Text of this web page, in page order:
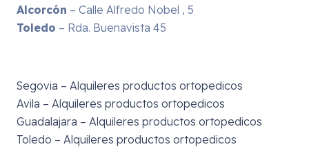
Alcorcón – Calle Alfredo Nobel , 5
Toledo – Rda. Buenavista 45
Segovia – Alquileres productos ortopedicos
Avila – Alquileres productos ortopedicos
Guadalajara – Alquileres productos ortopedicos
Toledo – Alquileres productos ortopedicos